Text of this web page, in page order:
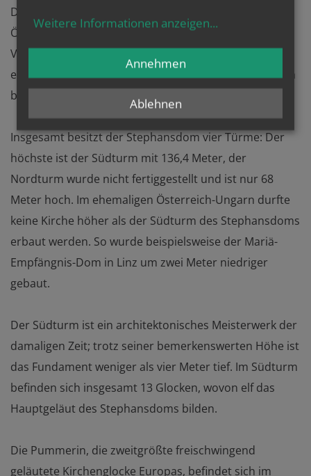
Dom ist eines der wichtigsten gotischen Bauwerke in
Österreich. Teile des spätromanischen
Vorgängerbaues von 1230/40 bis 1263 sind noch
erhalten und bilden die Westfassade, flankiert von den
beiden Heidentürmen, die etwa 65 Meter hoch sind.
Insgesamt besitzt der Stephansdom vier Türme: Der
höchste ist der Südturm mit 136,4 Meter, der
Nordturm wurde nicht fertiggestellt und ist nur 68
Meter hoch. Im ehemaligen Österreich-Ungarn durfte
keine Kirche höher als der Südturm des Stephansdoms
erbaut werden. So wurde beispielsweise der Mariä-
Empfängnis-Dom in Linz um zwei Meter niedriger
gebaut.
Der Südturm ist ein architektonisches Meisterwerk der
damaligen Zeit; trotz seiner bemerkenswerten Höhe ist
das Fundament weniger als vier Meter tief. Im Südturm
befinden sich insgesamt 13 Glocken, wovon elf das
Hauptgeläut des Stephansdoms bilden.
Die Pummerin, die zweitgrößte freischwingend
geläutete Kirchenglocke Europas, befindet sich im
Weitere Informationen anzeigen...
Ablehnen
Annehmen